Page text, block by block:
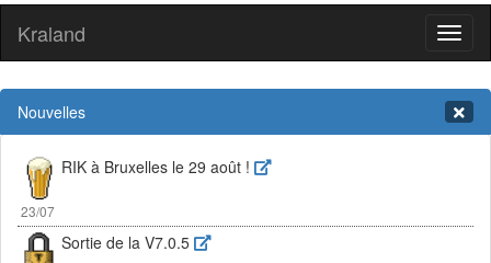
Kraland
Nouvelles
23/07
RIK à Bruxelles le 29 août !
Sortie de la V7.0.5